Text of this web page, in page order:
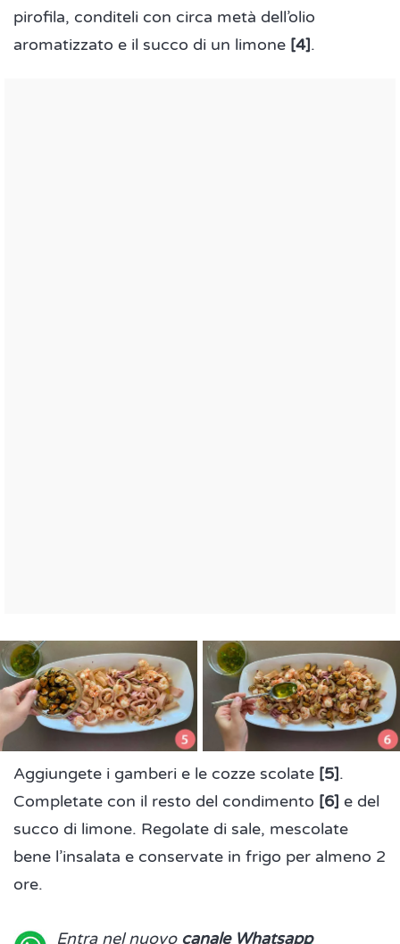
pirofila, conditeli con circa metà dell’olio
aromatizzato e il succo di un limone [4].
Aggiungete i gamberi e le cozze scolate [5].
Completate con il resto del condimento [6] e del
succo di limone. Regolate di sale, mescolate
bene l’insalata e conservate in frigo per almeno 2
ore.
Entra nel nuovo canale Whatsapp